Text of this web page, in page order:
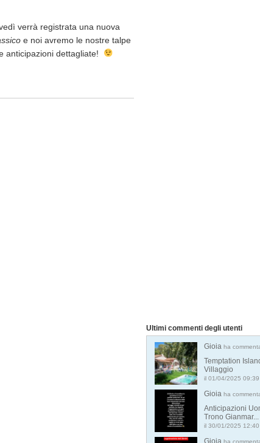
verrà registrata una nuova
e noi avremo le nostre talpe
anticipazioni dettagliate!
Ultimi commenti degli utenti
Gioia ha
Temptation
Villaggio
il 01/04/2025 09:39
Gioia ha
Anticipazioni
Trono Gianmar...
il 30/01/2025 12:40
Gioia ha